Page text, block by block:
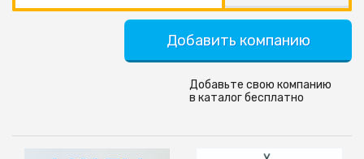
Добавить компанию
Добавьте свою компанию
в каталог бесплатно